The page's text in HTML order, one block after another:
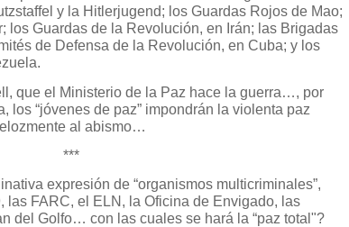
y la Hitlerjugend; los Guardas Rojos de Mao;
los Guardas de la Revolución, en Irán; las Brigadas
de Defensa de la Revolución, en Cuba; y los
que el Ministerio de la Paz hace la guerra…, por
los “jóvenes de paz” impondrán la violenta paz
al abismo…
***
expresión de “organismos multicriminales”,
las FARC, el ELN, la Oficina de Envigado, las
del Golfo… con las cuales se hará la “paz total"?